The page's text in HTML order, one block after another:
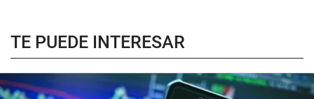
TE PUEDE INTERESAR